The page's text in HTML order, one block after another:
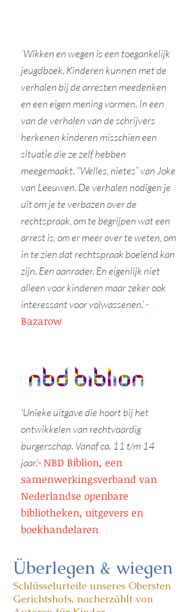
‘Wikken en wegen is een toegankelijk
jeugdboek. Kinderen kunnen met de
verhalen bij de arresten meedenken
en een eigen mening vormen. In een
van de verhalen van de schrijvers
herkenen kinderen misschien een
situatie die ze zelf hebben
meegemaakt. “Welles, nietes” van Joke
van Leeuwen. De verhalen nodigen je
uitom je te verbazen over de
rechtspraak, om te begrijpen wat een
arrest is, om er meer over te weten, om
in te zien dat rechtspraak boeiend kan
zijn. Een aanrader. En eigenlijk niet
alleen voor kinderen maar zeker ook
interessant voor volwassenen.’-
Bazarow
'Unieke uitgave die hoort bij het
ontwikkelen van rechtvaardig
burgerschap. Vanaf ca. 11 t/m 14
jaar.'-NBD Biblion, een
samenwerkingsverband van
Nederlandse openbare
bibliotheken, uitgevers en
boekhandelaren
Überlegen & wiegen
Schlüsselurteile unseres Obersten
Gerichtshofs, nacherzählt von